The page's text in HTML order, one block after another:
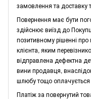
замовлення та доставку
Повернення має бути
здійснює виїзд до
позитивному рішенні
клієнта, яким
відправлена дефектна
вини продавця,
шлюбу тощо
Платіж за повернутий